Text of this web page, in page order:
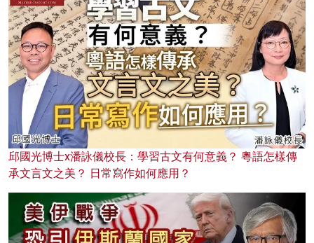
邱國光博士x潘詠儀校長：學習古文有何意義？ 粵語怎樣傳
承文言文之美？ 日常寫作如何應用？